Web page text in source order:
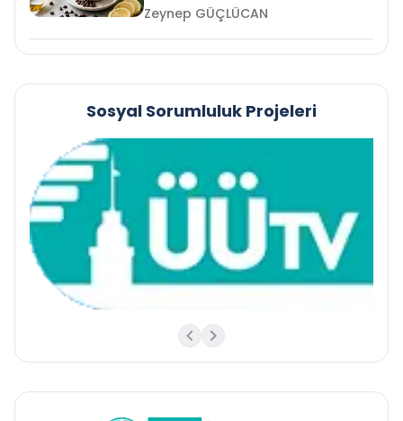
Zeynep GÜÇLÜCAN
Sosyal Sorumluluk Projeleri